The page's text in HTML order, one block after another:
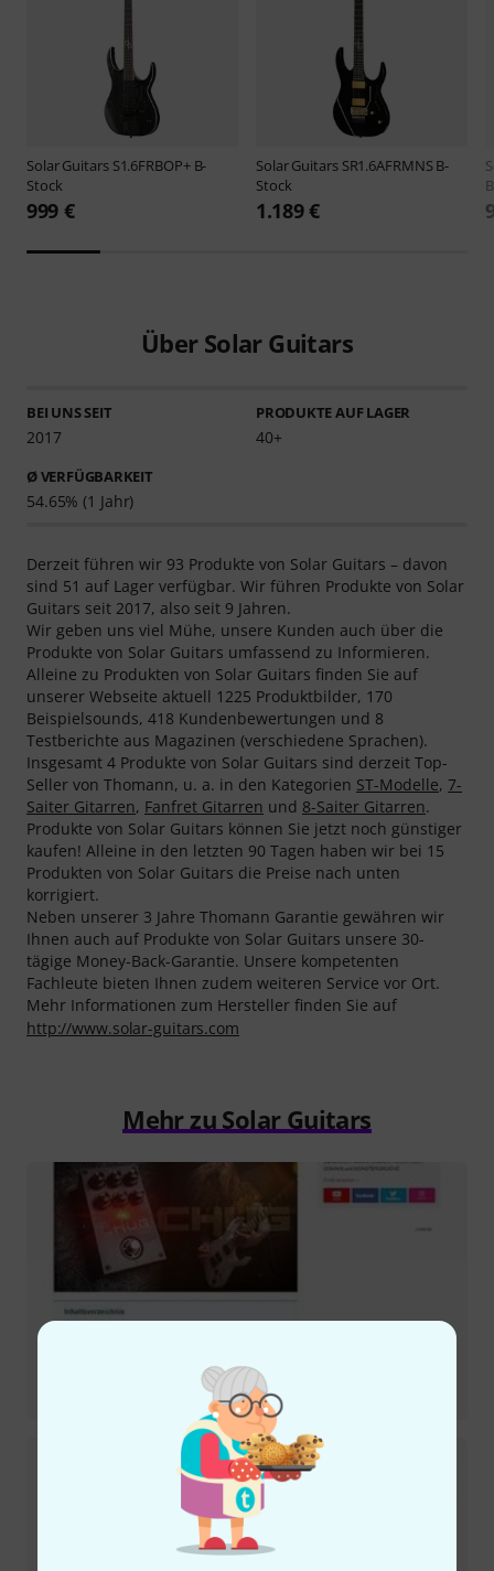
Solar Guitars S1.6FRBOP+ B-
Stock
999 €
Solar Guitars SR1.6AFRMNS B-
Stock
1.189 €
Über Solar Guitars
BEI UNS SEIT
2017
PRODUKTE AUF LAGER
40+
Ø VERFÜGBARKEIT
54.65% (1 Jahr)
Derzeit führen wir 93 Produkte von Solar Guitars – davon
sind 51 auf Lager verfügbar. Wir führen Produkte von Solar
Guitars seit 2017, also seit 9 Jahren.
Wir geben uns viel Mühe, unsere Kunden auch über die
Produkte von Solar Guitars umfassend zu Informieren.
Alleine zu Produkten von Solar Guitars finden Sie auf
unserer Webseite aktuell 1225 Produktbilder, 170
Beispielsounds, 418 Kundenbewertungen und 8
Testberichte aus Magazinen (verschiedene Sprachen).
Insgesamt 4 Produkte von Solar Guitars sind derzeit Top-
Seller von Thomann, u. a. in den Kategorien ST-Modelle, 7-
Saiter Gitarren, Fanfret Gitarren und 8-Saiter Gitarren.
Produkte von Solar Guitars können Sie jetzt noch günstiger
kaufen! Alleine in den letzten 90 Tagen haben wir bei 15
Produkten von Solar Guitars die Preise nach unten
korrigiert.
Neben unserer 3 Jahre Thomann Garantie gewähren wir
Ihnen auch auf Produkte von Solar Guitars unsere 30-
tägige Money-Back-Garantie. Unsere kompetenten
Fachleute bieten Ihnen zudem weiteren Service vor Ort.
Mehr Informationen zum Hersteller finden Sie auf
http://www.solar-guitars.com
Mehr zu Solar Guitars